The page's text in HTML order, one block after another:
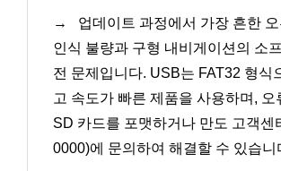
→
업데이트 과정에서 가장 흔한
인식 불량과 구형 내비게이션의 소
전 문제입니다. USB는 FAT32 형식
고 속도가 빠른 제품을 사용하며, 오
SD 카드를 포맷하거나 만도 고객센
0000)에 문의하여 해결할 수 있습니